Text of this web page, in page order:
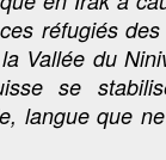
réfugiés
Vallée du
se
langue que